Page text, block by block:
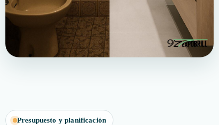
Presupuesto y planificación